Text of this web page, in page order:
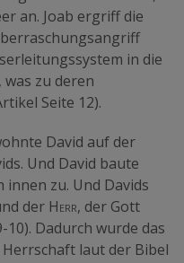
an. Joab ergriff die
in die
zu deren
Seite 12).
David auf der
Und David baute
zu. Und Davids
der Herr, der Gott
Dadurch wurde das
laut der Bibel